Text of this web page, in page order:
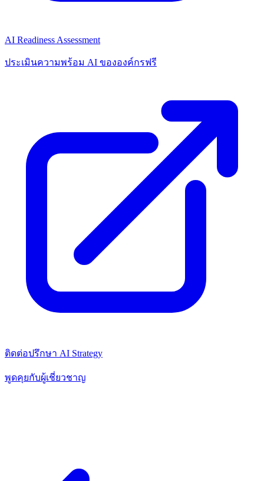
AI Readiness Assessment
ประเมินความพร้อม AI ขององค์กรฟรี
ติดต่อปรึกษา AI Strategy
พูดคุยกับผู้เชี่ยวชาญ